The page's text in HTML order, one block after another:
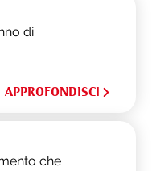
di
APPROFONDISCI
che